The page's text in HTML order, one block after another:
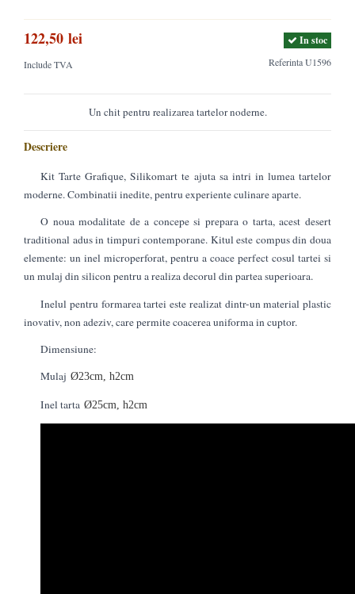
ReferintaU1596
In stoc
122,50 lei
Include TVA
Un chit pentru realizarea tartelor noderne.
Descriere
Kit Tarte Grafique, Silikomart te ajuta sa intri in lumea tartelor
moderne. Combinatii inedite, pentru experiente culinare aparte.
O noua modalitate de a concepe si prepara o tarta, acest desert
traditional adus in timpuri contemporane. Kitul este compus din doua
elemente: un inel microperforat, pentru a coace perfect cosul tartei si
un mulaj din silicon pentru a realiza decorul din partea superioara.
Inelul pentru formarea tartei este realizat dintr-un material plastic
inovativ, non adeziv, care permite coacerea uniforma in cuptor.
Dimensiune:
Mulaj Ø23cm, h2cm
Inel tarta Ø25cm, h2cm